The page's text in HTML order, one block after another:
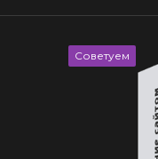
Советуем